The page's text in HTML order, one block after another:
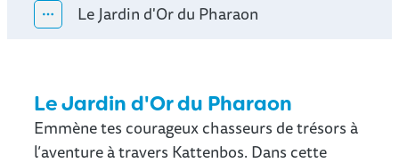
Afficher tous les éléments du fil d'Ariane
Le Jardin d'Or du Pharaon
Le Jardin d'Or du Pharaon
Emmène tes courageux chasseurs de trésors à
l’aventure à travers Kattenbos. Dans cette